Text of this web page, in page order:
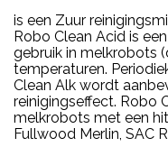
is een Zuur
Robo Clean Acid is
gebruik in melkrobots
temperaturen.
Clean Alk wordt
reinigingseffect. Robo
melkrobots met een
Fullwood Merlin, SAC